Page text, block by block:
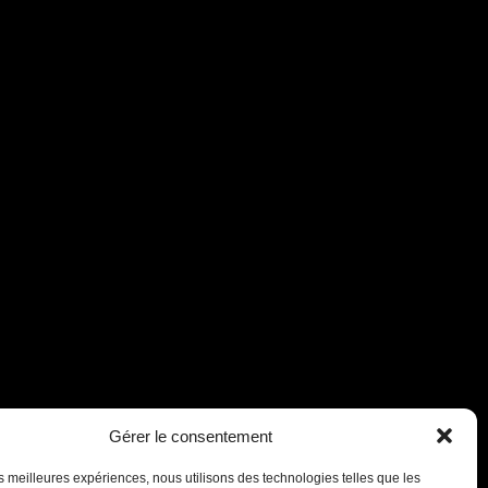
Gérer le consentement
meilleures expériences, nous utilisons des technologies telles que les